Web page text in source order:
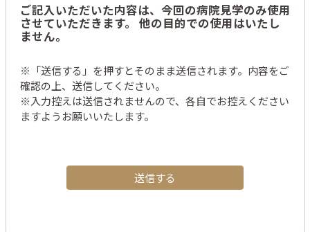
ご記入いただいた内容は、今回の病院見学のみ使用
させていただきます。 他の目的での使用はいたし
ません。
※「送信する」を押すとそのまま送信されます。内容をご
確認の上、送信してください。
※入力控えは送信されませんので、各自でお控えください
ますようお願いいたします。
送信する